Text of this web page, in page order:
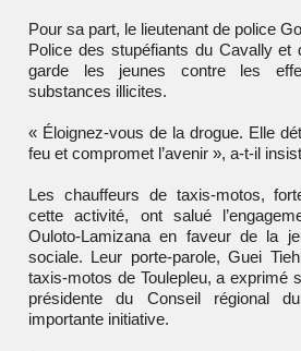
Pour sa part, le lieutenant de police
Police des stupéfiants du Cavally
garde les jeunes contre les
substances illicites.
« Éloignez-vous de la drogue. Elle
feu et compromet l’avenir », a-t-il
Les chauffeurs de taxis-motos,
cette activité, ont salué
Ouloto-Lamizana en faveur de la
sociale. Leur porte-parole, Guei
taxis-motos de Toulepleu, a exprimé
présidente du Conseil régional
importante initiative.